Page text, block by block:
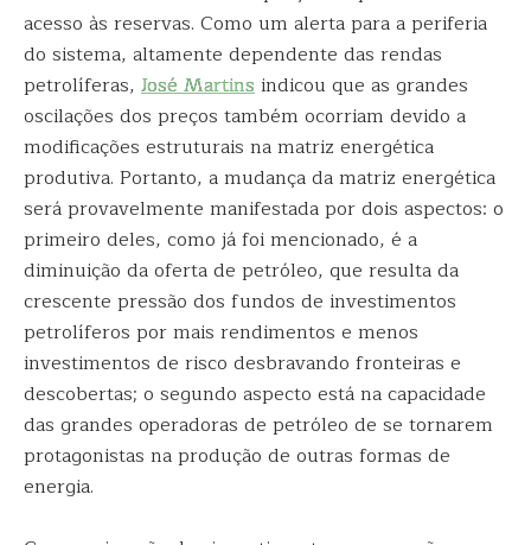
acesso às reservas. Como um alerta para a periferia
do sistema, altamente dependente das rendas
petrolíferas, José Martinsindicou que as grandes
oscilações dos preços também ocorriam devido a
modificações estruturais na matriz energética
produtiva. Portanto, a mudança da matriz energética
será provavelmente manifestada por dois aspectos: o
primeiro deles, como já foi mencionado, é a
diminuição da oferta de petróleo, que resulta da
crescente pressão dos fundos de investimentos
petrolíferos por mais rendimentos e menos
investimentos de risco desbravando fronteiras e
descobertas; o segundo aspecto está na capacidade
das grandes operadoras de petróleo de se tornarem
protagonistas na produção de outras formas de
energia.